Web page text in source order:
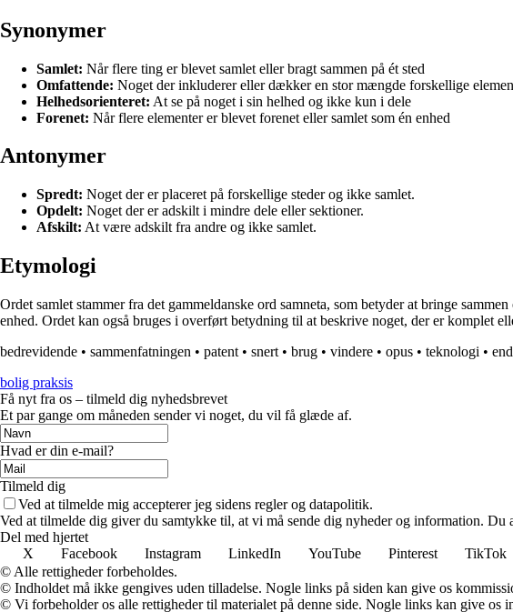
Synonymer
Samlet: Når flere ting er blevet samlet eller bragt sammen på ét sted
Omfattende: Noget der inkluderer eller dækker en stor mængde forskellige
Helhedsorienteret: At se på noget i sin helhed og ikke kun i dele
Forenet: Når flere elementer er blevet forenet eller samlet som én enhed
Antonymer
Spredt: Noget der er placeret på forskellige steder og ikke samlet.
Opdelt: Noget der er adskilt i mindre dele eller sektioner.
Afskilt: At være adskilt fra andre og ikke samlet.
Etymologi
Ordet samlet stammer fra det gammeldanske ord samneta, som betyder at bringe
enhed. Ordet kan også bruges i overført betydning til at beskrive noget, der er komplet
bedrevidende • sammenfatningen • patent • snert • brug • vindere • opus • teknologi •
bolig praksis
Få nyt fra os – tilmeld dig nyhedsbrevet
Et par gange om måneden sender vi noget, du vil få glæde af.
Hvad er din e-mail?
Tilmeld dig
Ved at tilmelde mig accepterer jeg sidens regler og datapolitik.
Ved at tilmelde dig giver du samtykke til, at vi må sende dig nyheder og information.
Del med hjertet
X
Facebook Instagram LinkedIn YouTube Pinterest TikTok
© Alle rettigheder forbeholdes.
© Indholdet må ikke gengives uden tilladelse. Nogle links på siden kan give os
© Vi forbeholder os alle rettigheder til materialet på denne side. Nogle links kan give